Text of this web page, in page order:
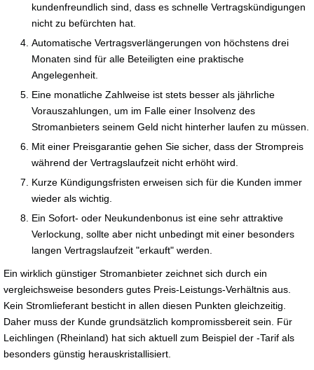
kundenfreundlich sind, dass es schnelle Vertragskündigungen
nicht zu befürchten hat.
Automatische Vertragsverlängerungen von höchstens drei
Monaten sind für alle Beteiligten eine praktische
Angelegenheit.
Eine monatliche Zahlweise ist stets besser als jährliche
Vorauszahlungen, um im Falle einer Insolvenz des
Stromanbieters seinem Geld nicht hinterher laufen zu müssen.
Mit einer Preisgarantie gehen Sie sicher, dass der Strompreis
während der Vertragslaufzeit nicht erhöht wird.
Kurze Kündigungsfristen erweisen sich für die Kunden immer
wieder als wichtig.
Ein Sofort- oder Neukundenbonus ist eine sehr attraktive
Verlockung, sollte aber nicht unbedingt mit einer besonders
langen Vertragslaufzeit "erkauft" werden.
Ein wirklich günstiger Stromanbieter zeichnet sich durch ein
vergleichsweise besonders gutes Preis-Leistungs-Verhältnis aus.
Kein Stromlieferant besticht in allen diesen Punkten gleichzeitig.
Daher muss der Kunde grundsätzlich kompromissbereit sein. Für
Leichlingen (Rheinland) hat sich aktuell zum Beispiel der -Tarif als
besonders günstig herauskristallisiert.